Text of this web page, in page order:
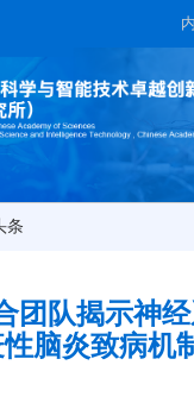
条
团队揭示神
脑炎致病机